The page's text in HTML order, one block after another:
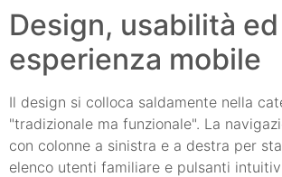
Design, usabilità ed
esperienza mobile
Il design si colloca saldamente nella
"tradizionale ma funzionale". La
con colonne a sinistra e a destra per
elenco utenti familiare e pulsanti